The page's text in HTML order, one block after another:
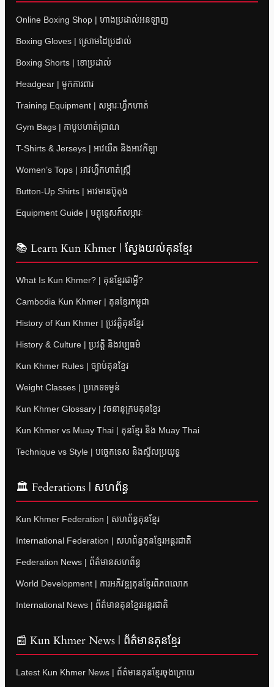
Online Boxing Shop | ហាងប្រដាល់អនឡាញ
Boxing Gloves | ស្រោមដៃប្រដាល់
Boxing Shorts | ខោប្រដាល់
Headgear | មួកការពារ
Training Equipment | សម្ភារៈហ្វឹកហាត់
Gym Bags | កាបូបហាត់ប្រាណ
T-Shirts & Jerseys | អាវយឺត និងអាវកីឡា
Women’s Tops | អាវហ្វឹកហាត់ស្ត្រី
Button-Up Shirts | អាវមានប៊ូតុង
Equipment Guide | មគ្គុទ្ទេសក៍សម្ភារៈ
📚 Learn Kun Khmer | ស្វែងយល់គុនខ្មែរ
What Is Kun Khmer? | គុនខ្មែរជាអ្វី?
Cambodia Kun Khmer | គុនខ្មែរកម្ពុជា
History of Kun Khmer | ប្រវត្តិគុនខ្មែរ
History & Culture | ប្រវត្តិ និងវប្បធម៌
Kun Khmer Rules | ច្បាប់គុនខ្មែរ
Weight Classes | ប្រភេទទម្ងន់
Kun Khmer Glossary | វចនានុក្រមគុនខ្មែរ
Kun Khmer vs Muay Thai | គុនខ្មែរ និង Muay Thai
Technique vs Style | បច្ចេកទេស និងស្ទីលប្រយុទ្ធ
🏛 Federations | សហព័ន្ធ
Kun Khmer Federation | សហព័ន្ធគុនខ្មែរ
International Federation | សហព័ន្ធគុនខ្មែរអន្តរជាតិ
Federation News | ព័ត៌មានសហព័ន្ធ
World Development | ការអភិវឌ្ឍគុនខ្មែរពិភពលោក
International News | ព័ត៌មានគុនខ្មែរអន្តរជាតិ
📰 Kun Khmer News | ព័ត៌មានគុនខ្មែរ
Latest Kun Khmer News | ព័ត៌មានគុនខ្មែរចុងក្រោយ